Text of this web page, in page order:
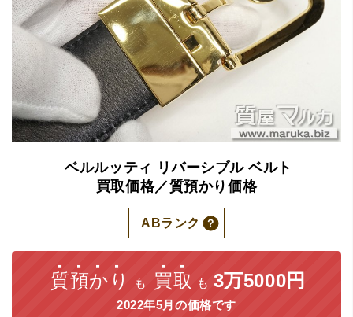
ベルルッティ リバーシブル ベルト
買取価格／質預かり価格
ABランク
質預かり も 買取 も 3万5000円
2022年5月の価格です